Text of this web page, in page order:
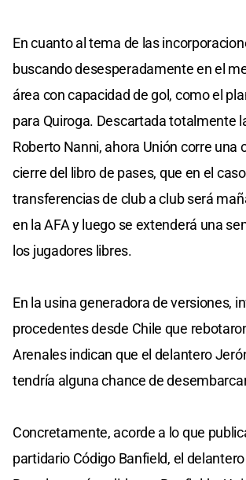
En cuanto al tema de las
buscando desesperadamente en el
área con capacidad de gol, como el
para Quiroga. Descartada totalmente
Roberto Nanni, ahora Unión corre una
cierre del libro de pases, que en el
transferencias de club a club será
en la AFA y luego se extenderá una
los jugadores libres.
En la usina generadora de versiones,
procedentes desde Chile que
Arenales indican que el delantero
tendría alguna chance de
Concretamente, acorde a lo que
partidario Código Banfield, el